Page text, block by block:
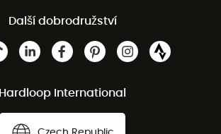
Další dobrodružství
Hardloop International